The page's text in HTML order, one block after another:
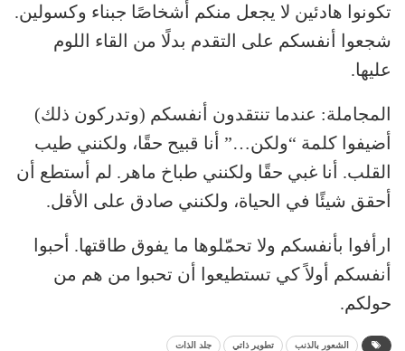
تكونوا هادئين لا يجعل منكم أشخاصًا جبناء وكسولين.
شجعوا أنفسكم على التقدم بدلًا من القاء اللوم
عليها.
المجاملة: عندما تنتقدون أنفسكم (وتدركون ذلك)
أضيفوا كلمة “ولكن…” أنا قبيح حقًا، ولكنني طيب
القلب. أنا غبي حقًا ولكنني طباخ ماهر. لم أستطع أن
أحقق شيئًا في الحياة، ولكنني صادق على الأقل.
ارأفوا بأنفسكم ولا تحمّلوها ما يفوق طاقتها. أحبوا
أنفسكم أولاً كي تستطيعوا أن تحبوا من هم من
حولكم.
الشعور بالذنب تطوير ذاتي جلد الذات